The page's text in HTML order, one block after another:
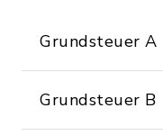
Grundsteuer A
Grundsteuer B